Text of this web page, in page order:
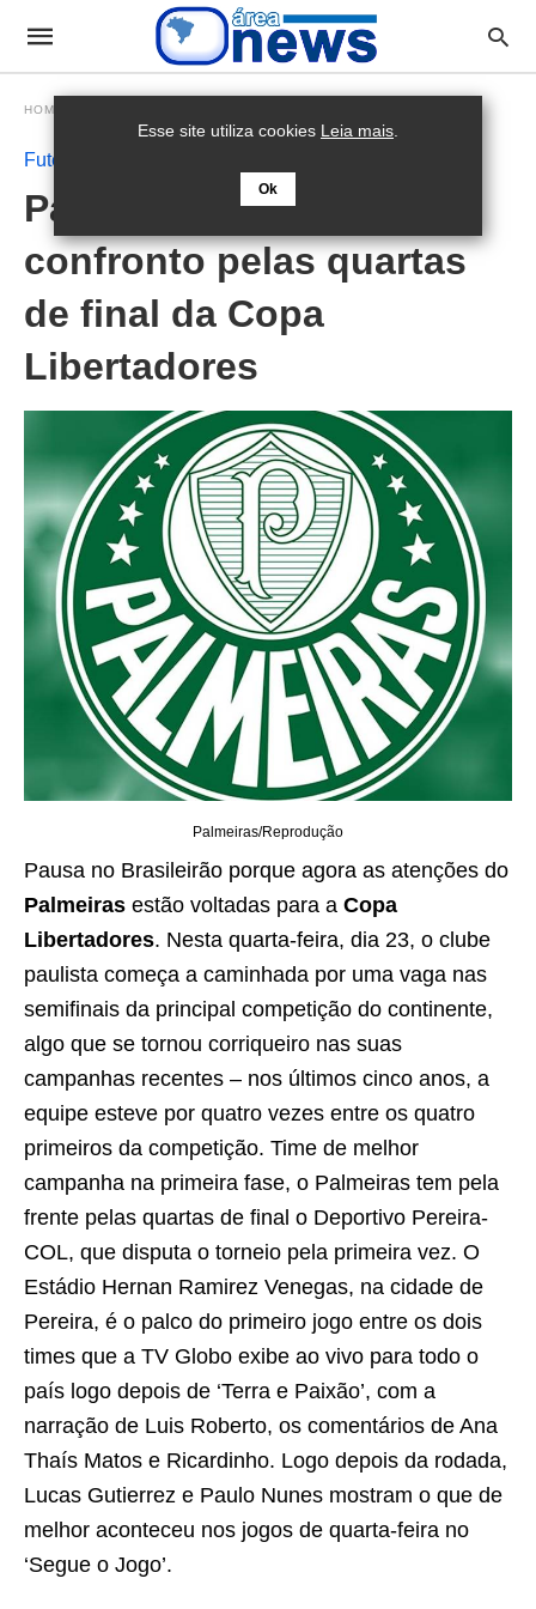
HOMEPAGE
Futebol
Palmeiras faz primeiro
confronto pelas quartas
de final da Copa
Libertadores
Palmeiras/Reprodução
Pausa no Brasileirão porque agora as atenções do
Palmeiras estão voltadas para a Copa
Libertadores. Nesta quarta-feira, dia 23, o clube
paulista começa a caminhada por uma vaga nas
semifinais da principal competição do continente,
algo que se tornou corriqueiro nas suas
campanhas recentes – nos últimos cinco anos, a
equipe esteve por quatro vezes entre os quatro
primeiros da competição. Time de melhor
campanha na primeira fase, o Palmeiras tem pela
frente pelas quartas de final o Deportivo Pereira-
COL, que disputa o torneio pela primeira vez. O
Estádio Hernan Ramirez Venegas, na cidade de
Pereira, é o palco do primeiro jogo entre os dois
times que a TV Globo exibe ao vivo para todo o
país logo depois de ‘Terra e Paixão’, com a
narração de Luis Roberto, os comentários de Ana
Thaís Matos e Ricardinho. Logo depois da rodada,
Lucas Gutierrez e Paulo Nunes mostram o que de
melhor aconteceu nos jogos de quarta-feira no
‘Segue o Jogo’.
Esse site utiliza cookies Leia mais.
Ok